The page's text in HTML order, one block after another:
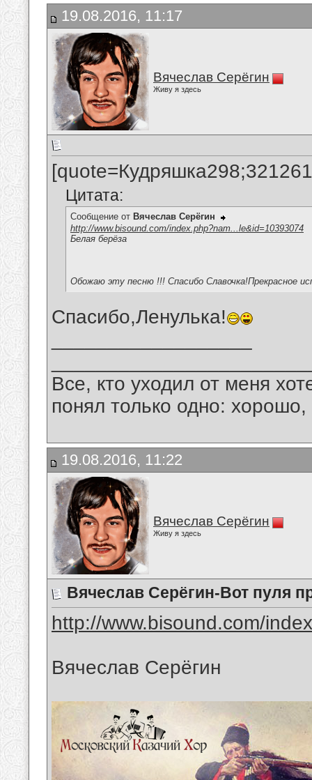
19.08.2016, 11:17
Вячеслав Серёгин
Живу я здесь
Цитата:
Сообщение от Вячеслав Серёгин
http://www.bisound.com/index.php?nam...le&id=10393074
Белая берёза
Обожаю эту песню !!! Спасибо Славочка!Прекрасное
Спасибо,Ленулька!
Все, кто уходил от меня
понял только одно:
19.08.2016, 11:22
Вячеслав Серёгин
Живу я здесь
Вячеслав Серёгин-Вот пуля
http://www.bisound.com/
Вячеслав Серёгин